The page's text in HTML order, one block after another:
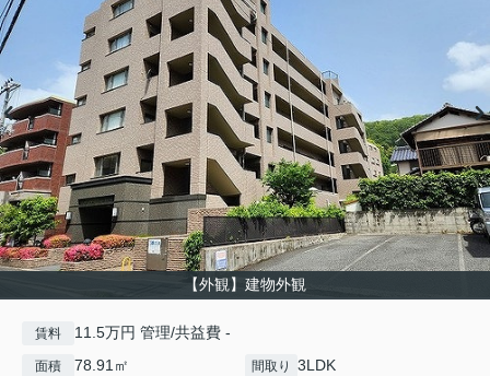
【外観】建物外観
賃料 11.5万円 管理/共益費 -
面積 78.91㎡ 間取り 3LDK